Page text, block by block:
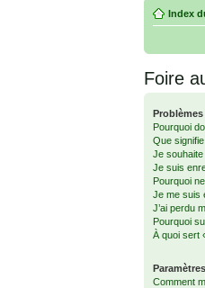
Index
Foire
Pourquoi
Que
Je souhaite
Je suis
Pourquoi
Je me suis
J’ai perdu
Pourquoi
À quoi sert
Comment